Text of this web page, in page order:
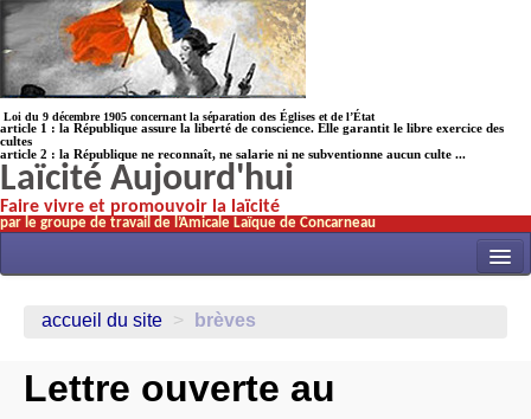
Loi du 9 décembre 1905 concernant la séparation des Églises et de l’État
article 1 : la République assure la liberté de conscience. Elle garantit le libre exercice des
cultes
article 2 : la République ne reconnaît, ne salarie ni ne subventionne aucun culte ...
Laïcité Aujourd'hui
Faire vivre et promouvoir la laïcité
par le groupe de travail de l’Amicale Laïque de Concarneau
NOS TRAVAUX
accueil du site > brèves
Lettre ouverte au